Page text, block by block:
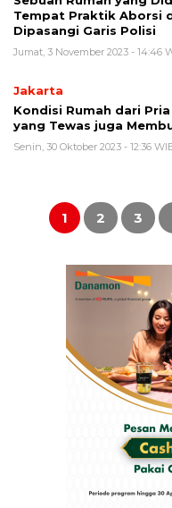
Tempat Praktik Aborsi
Dipasangi Garis Polisi
Jumat, 3 November 2023 - 14:46
Jakarta
Kondisi Rumah dari
yang Tewas juga
Senin, 30 Oktober 2023 - 12:36
Paginasi
pos
1 2 3